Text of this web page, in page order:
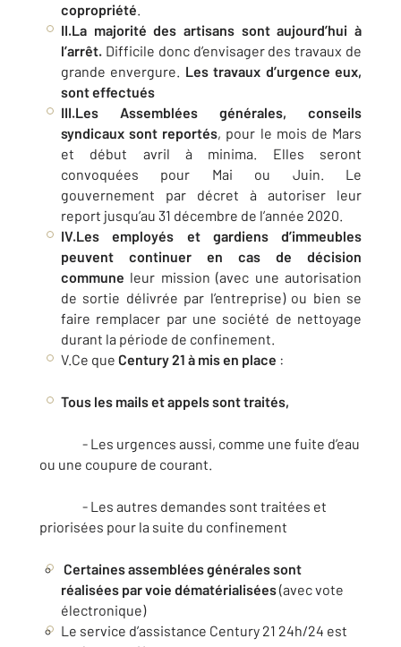
copropriété.
II.La majorité des artisans sont aujourd’hui à
l’arrêt. Difficile donc d’envisager des travaux de
grande envergure. Les travaux d’urgence eux,
sont effectués
III.Les Assemblées générales, conseils
syndicaux sont reportés, pour le mois de Mars
et début avril à minima. Elles seront
convoquées pour Mai ou Juin. Le
gouvernement par décret à autoriser leur
report jusqu’au 31 décembre de l’année 2020.
IV.Les employés et gardiens d’immeubles
peuvent continuer en cas de décision
commune leur mission (avec une autorisation
de sortie délivrée par l’entreprise) ou bien se
faire remplacer par une société de nettoyage
durant la période de confinement.
V.Ce que Century 21 à mis en place :
Tous les mails et appels sont traités,
- Les urgences aussi, comme une fuite d’eau
ou une coupure de courant.
- Les autres demandes sont traitées et
priorisées pour la suite du confinement
Certaines assemblées générales sont
réalisées par voie dématérialisées(avec vote
électronique)
Le service d’assistance Century 21 24h/24 est